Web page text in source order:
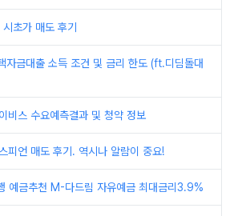
초가 매도 후기
자금대출 소득 조건 및 금리 한도 (ft.디딤돌대
비스 수요예측결과 및 청약 정보
피언 매도 후기. 역시나 알람이 중요!
예금추천 M-다드림 자유예금 최대금리3.9%